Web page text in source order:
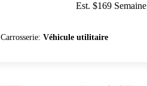
Est. $169 Semaine
Carrosserie:Véhicule utilitaire